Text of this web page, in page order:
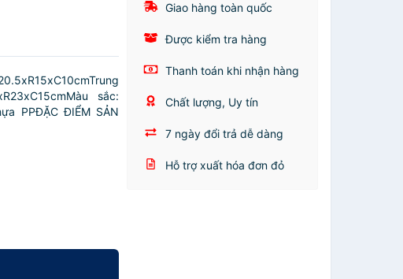
sắc:
PPĐẶC ĐIỂM SẢN
Giao hàng toàn quốc
Được kiểm tra hàng
Thanh toán khi nhận hàng
Chất lượng, Uy tín
7 ngày đổi trả dễ dàng
Hỗ trợ xuất hóa đơn đỏ